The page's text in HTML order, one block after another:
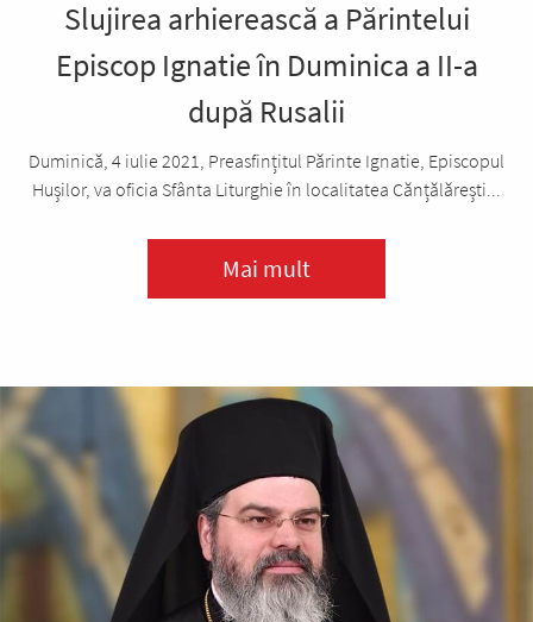
Slujirea arhierească a Părintelui
Episcop Ignatie în Duminica a II-a
după Rusalii
Duminică, 4 iulie 2021, Preasfințitul Părinte Ignatie, Episcopul
Hușilor, va oficia Sfânta Liturghie în localitatea Cănțălărești...
Mai mult